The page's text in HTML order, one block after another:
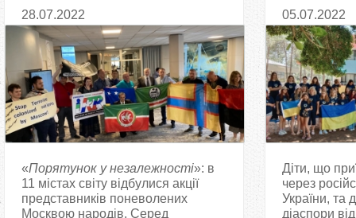
28.07.2022
«Порятунок у незалежності»: в
11 містах світу відбулися акції
представників поневолених
Москвою народів. Серед
05.07.2022
Діти, що
через
України, та
діаспори